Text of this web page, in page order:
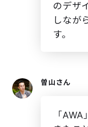
のデザ
しなが
す。
曽山さん
「